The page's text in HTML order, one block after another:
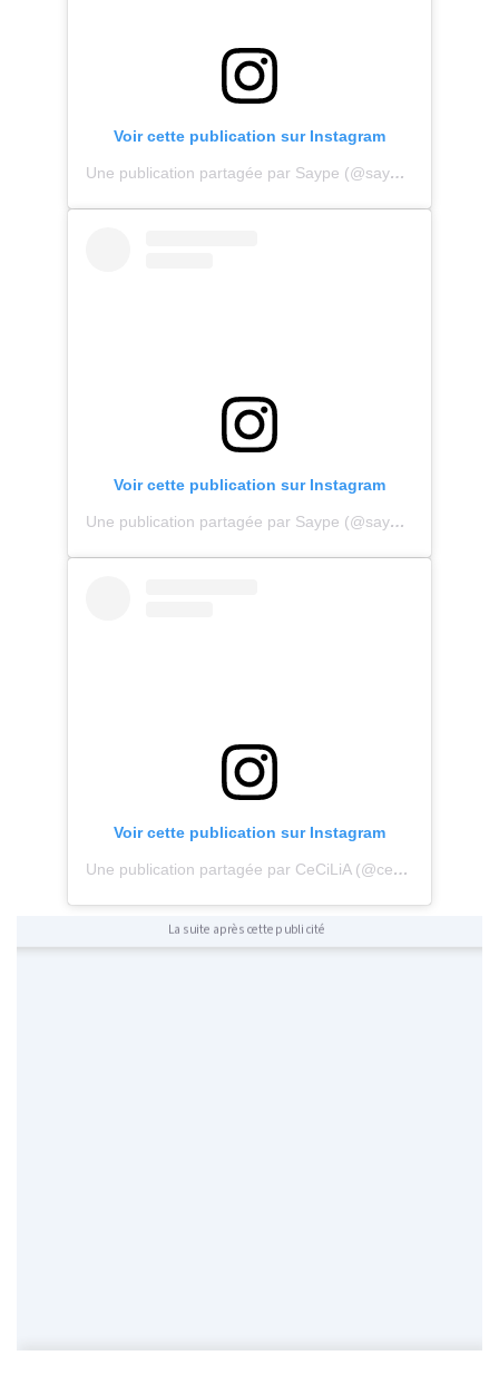
Voir cette publication sur Instagram
Une publication partagée par Saype (@saype_artiste)
Voir cette publication sur Instagram
Une publication partagée par Saype (@saype_artiste)
Voir cette publication sur Instagram
Une publication partagée par CeCiLiA (@ce_ivna)
La suite après cette publicité